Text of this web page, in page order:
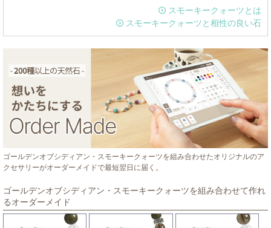
スモーキークォーツとは
スモーキークォーツと相性の良い石
ゴールデンオブシディアン・スモーキークォーツを組み合わせたオリジナルのア
クセサリーがオーダーメイドで最短翌日に届く。
ゴールデンオブシディアン・スモーキークォーツを組み合わせて作れ
るオーダーメイド